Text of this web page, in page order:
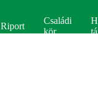
Riport
Családi
kör